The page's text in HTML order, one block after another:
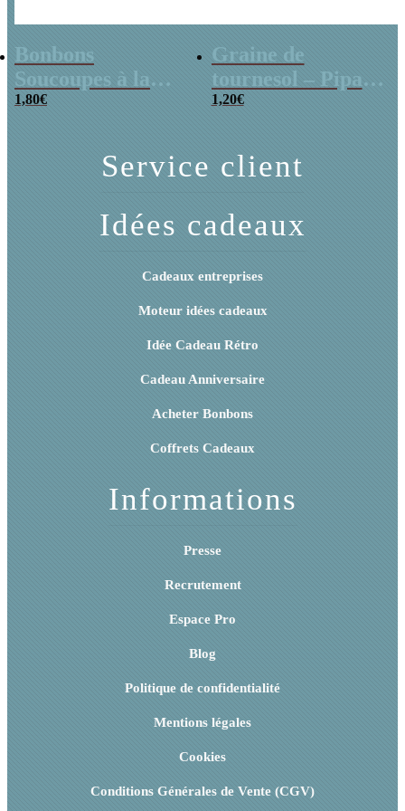
Bonbons
Soucoupes à la
poudre (x20)
1,80€
Graine de
tournesol – Pipas
x 3
1,20€
Service client
Idées cadeaux
Cadeaux entreprises
Moteur idées cadeaux
Idée Cadeau Rétro
Cadeau Anniversaire
Acheter Bonbons
Coffrets Cadeaux
Informations
Presse
Recrutement
Espace Pro
Blog
Politique de confidentialité
Mentions légales
Cookies
Conditions Générales de Vente (CGV)